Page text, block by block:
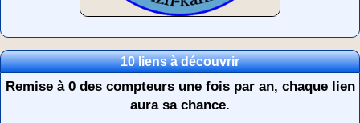
10 liens à découvrir
Remise à 0 des compteurs une fois par an, chaque lien
aura sa chance.